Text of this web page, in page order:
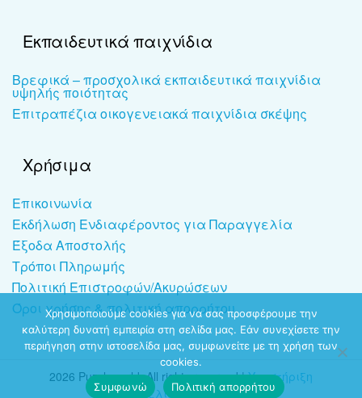
Εκπαιδευτικά παιχνίδια
Βρεφικά – προσχολικά εκπαιδευτικά παιχνίδια
υψηλής ποιότητας
Επιτραπέζια οικογενειακά παιχνίδια σκέψης
Χρήσιμα
Επικοινωνία
Εκδήλωση Ενδιαφέροντος για Παραγγελία
Έξοδα Αποστολής
Τρόποι Πληρωμής
Πολιτική Επιστροφών/Ακυρώσεων
Όροι χρήσης & πολιτική απορρήτου
2026 Puzzleworld. All rights reserved |Υποστήριξη
ιστοσελίδων-dezitech.
Χρησιμοποιούμε cookies για να σας προσφέρουμε την
καλύτερη δυνατή εμπειρία στη σελίδα μας. Εάν συνεχίσετε την
περιήγηση στην ιστοσελίδα μας, συμφωνείτε με τη χρήση των
cookies.
Συμφωνώ
Πολιτική απορρήτου